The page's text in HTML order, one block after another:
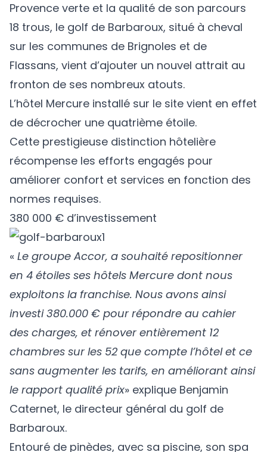
Provence verte et la qualité de son parcours
18 trous, le golf de Barbaroux, situé à cheval
sur les communes de Brignoles et de
Flassans, vient d’ajouter un nouvel attrait au
fronton de ses nombreux atouts.
L’hôtel Mercure installé sur le site vient en effet
de décrocher une quatrième étoile.
Cette prestigieuse distinction hôtelière
récompense les efforts engagés pour
améliorer confort et services en fonction des
normes requises.
380 000 € d’investissement
« Le groupe Accor, a souhaité repositionner
en 4 étoiles ses hôtels Mercure dont nous
exploitons la franchise. Nous avons ainsi
investi 380.000 € pour répondre au cahier
des charges, et rénover entièrement 12
chambres sur les 52 que compte l’hôtel et ce
sans augmenter les tarifs, en améliorant ainsi
le rapport qualité prix» explique Benjamin
Caternet, le directeur général du golf de
Barbaroux.
Entouré de pinèdes, avec sa piscine, son spa